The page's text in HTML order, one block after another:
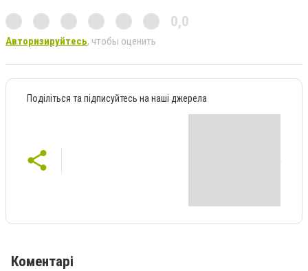
0,0
Авторизируйтесь, чтобы оценить
Поділіться та підписуйтесь на наші джерела
Коментарі